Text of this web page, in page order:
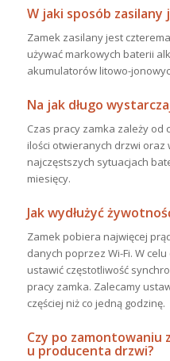
W jaki sposób zasilany
Zamek zasilany jest
używać markowych baterii
akumulatorów litowo-
Na jak długo
Czas pracy zamka zależy od
ilości otwieranych drzwi
najczęstszych sytuacjach
miesięcy.
Jak wydłużyć
Zamek pobiera najwięcej
danych poprzez Wi-Fi. W
ustawić częstotliwość
pracy zamka. Zalecamy
częściej niż co jedną godzinę.
Czy po zamontowaniu
u producenta drzwi?